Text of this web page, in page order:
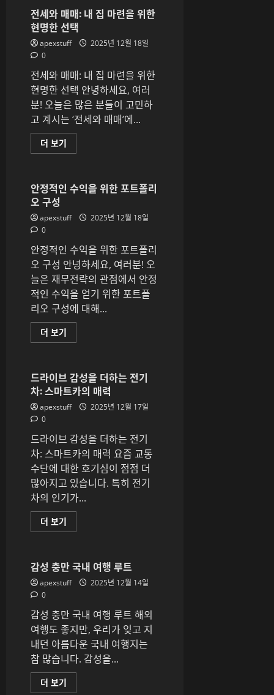
대
해
더
읽
어
보
신
감
을
입
는
대
해
더
읽
어
보
기
전세와 매매: 내 집 마련을 위한
현명한 선택
apexstuff
2025년 12월 18일
0
전세와 매매: 내 집 마련을 위한
현명한 선택 안녕하세요, 여러
분! 오늘은 많은 분들이 고민하
고 계시는 ‘전세와 매매’에...
더 보기
세
내
집
을
현
명
한
선
택
에
대
해
더
읽
보
안정적인 수익을 위한 포트폴리
오 구성
apexstuff
2025년 12월 18일
0
안정적인 수익을 위한 포트폴리
오 구성 안녕하세요, 여러분! 오
늘은 재무전략의 관점에서 안정
적인 수익을 얻기 위한 포트폴
리오 구성에 대해...
더 보기
정
익
을
위
포
리
오
구
성
에
대
해
더
읽
어
기
드라이브 감성을 더하는 전기
차: 스마트카의 매력
apexstuff
2025년 12월 17일
0
드라이브 감성을 더하는 전기
차: 스마트카의 매력 요즘 교통
수단에 대한 호기심이 점점 더
많아지고 있습니다. 특히 전기
차의 인기가...
더 보기
라
성
을
더
하
기
차:
스
마
트
카
의
매
에
감성 충만 국내 여행 루트
apexstuff
2025년 12월 14일
0
감성 충만 국내 여행 루트 해외
여행도 좋지만, 우리가 잊고 지
내던 아름다운 국내 여행지는
참 많습니다. 감성을...
더 보기
성